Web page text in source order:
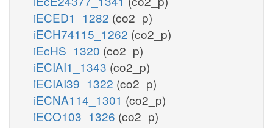
iECED1_1282 (co2_p)
iECH74115_1262 (co2_p)
iEcHS_1320 (co2_p)
iECIAI1_1343 (co2_p)
iECIAI39_1322 (co2_p)
iECNA114_1301 (co2_p)
iECO103_1326 (co2_p)